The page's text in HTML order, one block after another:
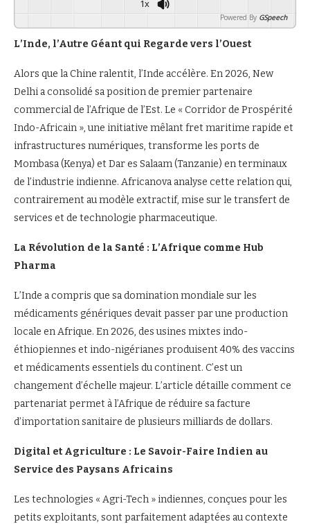
1x
Powered By GSpeech
L’Inde, l’Autre Géant qui Regarde vers l’Ouest
Alors que la Chine ralentit, l’Inde accélère. En 2026, New
Delhi a consolidé sa position de premier partenaire
commercial de l’Afrique de l’Est. Le « Corridor de Prospérité
Indo-Africain », une initiative mêlant fret maritime rapide et
infrastructures numériques, transforme les ports de
Mombasa (Kenya) et Dar es Salaam (Tanzanie) en terminaux
de l’industrie indienne. Africanova analyse cette relation qui,
contrairement au modèle extractif, mise sur le transfert de
services et de technologie pharmaceutique.
La Révolution de la Santé : L’Afrique comme Hub
Pharma
L’Inde a compris que sa domination mondiale sur les
médicaments génériques devait passer par une production
locale en Afrique. En 2026, des usines mixtes indo-
éthiopiennes et indo-nigérianes produisent 40% des vaccins
et médicaments essentiels du continent. C’est un
changement d’échelle majeur. L’article détaille comment ce
partenariat permet à l’Afrique de réduire sa facture
d’importation sanitaire de plusieurs milliards de dollars.
Digital et Agriculture : Le Savoir-Faire Indien au
Service des Paysans Africains
Les technologies « Agri-Tech » indiennes, conçues pour les
petits exploitants, sont parfaitement adaptées au contexte